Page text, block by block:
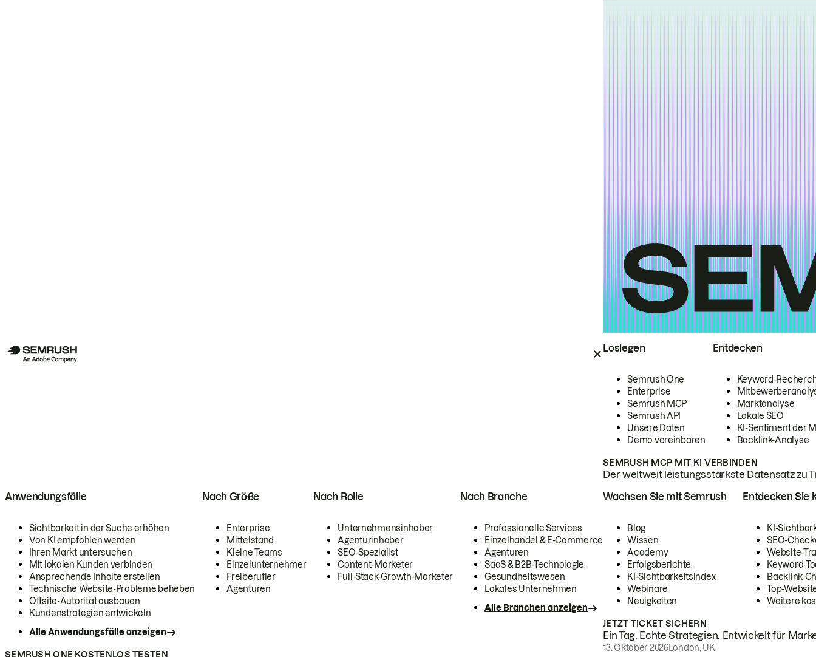
Loslegen
Semrush One
Enterprise
Semrush MCP
Semrush API
Unsere Daten
Demo vereinbaren
Entdecken
Keyword-
Marktanalyse
Lokale SEO
KI-Sentiment der
Backlink-Analyse
SEMRUSH MCP MIT KI VERBINDEN
Der weltweit leistungsstärkste Datensatz zu
Anwendungsfälle
Sichtbarkeit in der Suche erhöhen
Von KI empfohlen werden
Ihren Markt untersuchen
Mit lokalen Kunden verbinden
Ansprechende Inhalte erstellen
Technische Website-Probleme beheben
Offsite-Autorität ausbauen
Kundenstrategien entwickeln
Alle Anwendungsfälle anzeigen
Nach Größe
Enterprise
Mittelstand
Kleine Teams
Einzelunternehmer
Freiberufler
Agenturen
Nach Rolle
Unternehmensinhaber
Agenturinhaber
SEO-Spezialist
Content-Marketer
Full-Stack-Growth-Marketer
Nach Branche
Professionelle Services
Einzelhandel & E-Commerce
Agenturen
SaaS & B2B-Technologie
Gesundheitswesen
Lokales Unternehmen
Alle Branchen anzeigen
SEMRUSH ONE KOSTENLOS TESTEN
Wachsen Sie mit Semrush
Blog
Wissen
Academy
Erfolgsberichte
KI-Sichtbarkeitsindex
Webinare
Neuigkeiten
Entdecken Sie
KI-
SEO-
Website-
Keyword-
Backlink-
Top-
Weitere
JETZT TICKET SICHERN
Ein Tag. Echte Strategien. Entwickelt für
13. Oktober 2026London, UK